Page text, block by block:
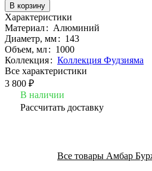
В корзину
Характеристики
Материал: Алюминий
Диаметр, мм: 143
Объем, мл: 1000
Коллекция: Коллекция Фудзияма
Все характеристики
3 800 ₽
В наличии
Рассчитать доставку
Все товары Амбар